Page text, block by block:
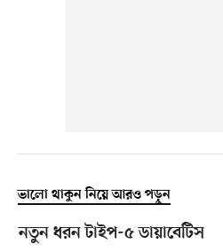
ভালো থাকুন নিয়ে আরও পড়ুন
নতুন ধরন টাইপ-৫ ডায়াবেটিস